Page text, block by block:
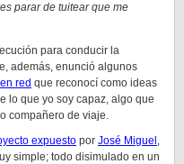
parar de tuitear que me
para conducir la
además, enunció algunos
red que reconocí como ideas
lo que yo soy capaz, algo que
compañero de viaje.
expuesto por José Miguel ,
simple; todo disimulado en un